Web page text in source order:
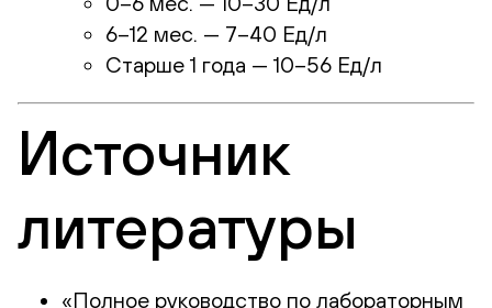
6–12 мес. — 7–40 Ед/л
Старше 1 года — 10–56 Ед/л
Источник
литературы
«Полное руководство по лабораторным